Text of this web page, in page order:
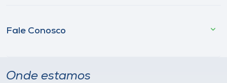
Fale Conosco
Onde estamos